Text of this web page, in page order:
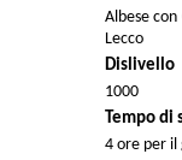
Albese
Lecco
Dislivello
1000
Tempo di
4 ore per